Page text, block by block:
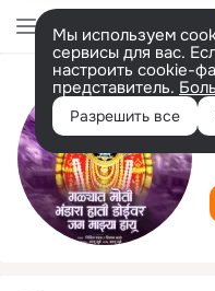
Мы используем
сервисы для вас.
настроить cookie-
представитель.
Разрешить все